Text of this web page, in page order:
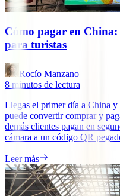
Cómo pagar en
para turistas
Rocío Manzano
8 minutos de lectura
Llegas el primer día a China y
puede convertir comprar y
demás clientes pagan en
cámara a un código QR
Leer más